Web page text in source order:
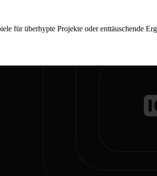
für überhypte Projekte oder enttäuschende